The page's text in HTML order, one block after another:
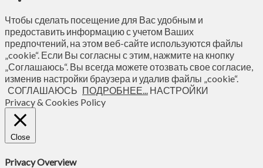
Чтобы сделать посещение для Вас удобным и
предоставить информацию с учетом Ваших
предпочтений, на этом веб-сайте используются файлы
„cookie“. Если Вы согласны с этим, нажмите на кнопку
„Соглашаюсь“. Вы всегда можете отозвать свое согласие,
изменив настройки браузера и удалив файлы „cookie“.
СОГЛАШАЮСЬ ПОДРОБНЕЕ... НАСТРОЙКИ
Privacy & Cookies Policy
Close
Privacy Overview